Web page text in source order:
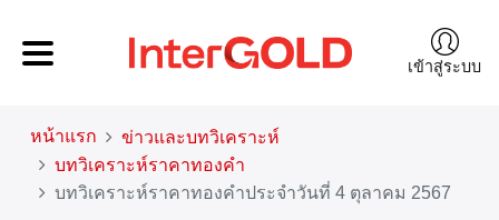
เข้าสู่ระบบ
หน้าแรก
ข่าวและบทวิเคราะห์
บทวิเคราะห์ราคาทองคำ
บทวิเคราะห์ราคาทองคำประจำวันที่ 4 ตุลาคม 2567